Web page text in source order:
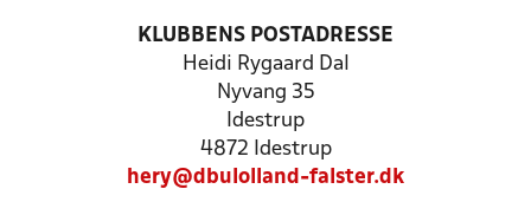
KLUBBENS POSTADRESSE
Heidi Rygaard Dal
Nyvang 35
Idestrup
4872 Idestrup
hery@dbulolland-falster.dk